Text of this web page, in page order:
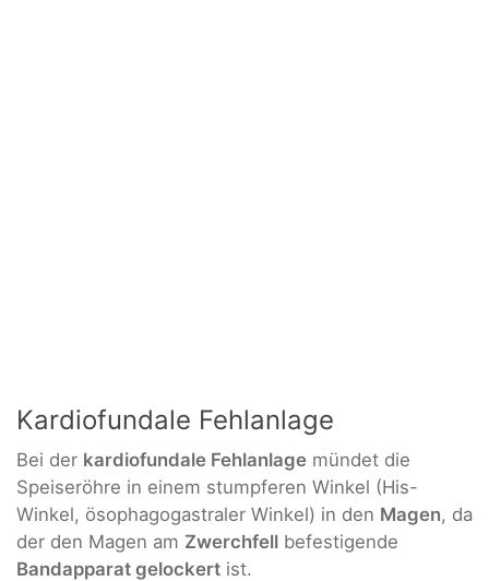
Kardiofundale Fehlanlage
Bei der kardiofundale Fehlanlage mündet die
Speiseröhre in einem stumpferen Winkel (His-
Winkel, ösophagogastraler Winkel) in den Magen, da
der den Magen am Zwerchfell befestigende
Bandapparat gelockert ist.